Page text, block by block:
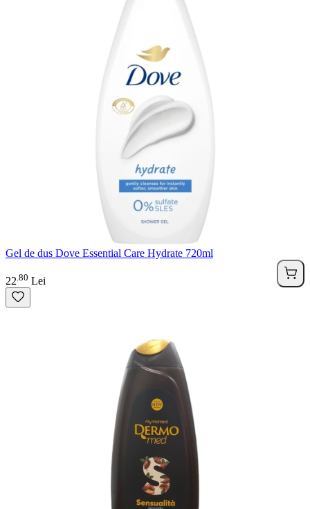
Gel de dus Dove Essential Care Hydrate 720ml
22 80 Lei